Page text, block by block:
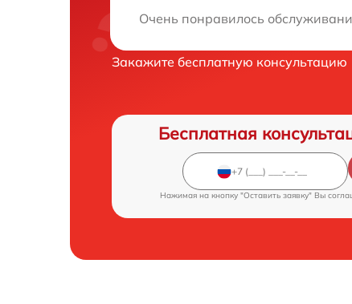
Очень понравилось
Нужна
Закажите бесплатную консультацию
Бесплатная
Нажимая на кнопку "Оставить заявку" Вы